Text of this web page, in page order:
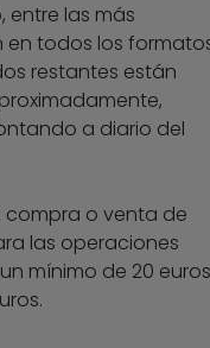
entre las más
en todos los
restantes están
a diario del
compra o venta de
las operaciones
mínimo de 20